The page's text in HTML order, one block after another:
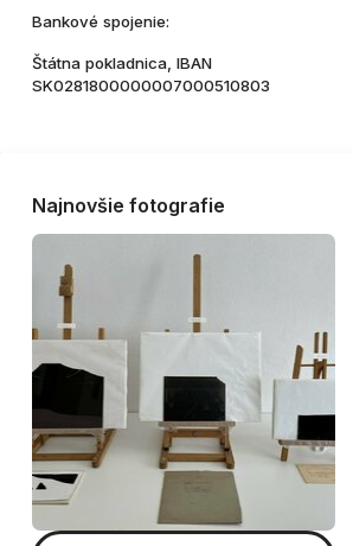
Bankové spojenie:
Štátna pokladnica, IBAN
SK0281800000007000510803
Najnovšie fotografie